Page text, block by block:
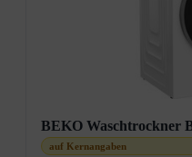
BEKO Waschtrockner
auf Kernangaben